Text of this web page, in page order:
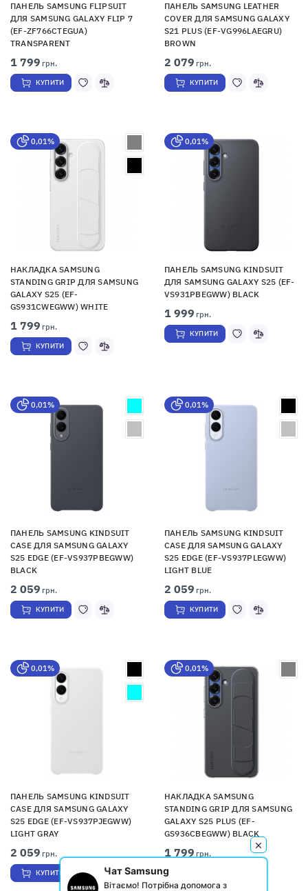
ПАНЕЛЬ SAMSUNG FLIPSUIT
ДЛЯ SAMSUNG GALAXY FLIP 7
(EF-ZF766CTEGUA)
TRANSPARENT
1 799 грн.
КУПИТИ
ПАНЕЛЬ SAMSUNG LEATHER
COVER ДЛЯ SAMSUNG GALAXY
S21 PLUS (EF-VG996LAEGRU)
BROWN
2 079 грн.
КУПИТИ
0,01%
НАКЛАДКА SAMSUNG
STANDING GRIP ДЛЯ SAMSUNG
GALAXY S25 (EF-
GS931CWEGWW) WHITE
1 799 грн.
КУПИТИ
0,01%
ПАНЕЛЬ SAMSUNG KINDSUIT
ДЛЯ SAMSUNG GALAXY S25 (EF-
VS931PBEGWW) BLACK
1 999 грн.
КУПИТИ
0,01%
ПАНЕЛЬ SAMSUNG KINDSUIT
CASE ДЛЯ SAMSUNG GALAXY
S25 EDGE (EF-VS937PBEGWW)
BLACK
2 059 грн.
КУПИТИ
0,01%
ПАНЕЛЬ SAMSUNG KINDSUIT
CASE ДЛЯ SAMSUNG GALAXY
S25 EDGE (EF-VS937PLEGWW)
LIGHT BLUE
2 059 грн.
КУПИТИ
0,01%
ПАНЕЛЬ SAMSUNG KINDSUIT
CASE ДЛЯ SAMSUNG GALAXY
S25 EDGE (EF-VS937PJEGWW)
LIGHT GRAY
2 059 грн.
КУПИТИ
0,01%
НАКЛАДКА SAMSUNG
STANDING GRIP ДЛЯ SAMSUNG
GALAXY S25 PLUS (EF-
GS936CBEGWW) BLACK
1 799грн.
Чат Samsung
Вітаємо! Потрібна допомога з